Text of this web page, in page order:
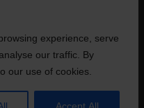
experience, serve
our traffic. By
our use of cookies.
deze website